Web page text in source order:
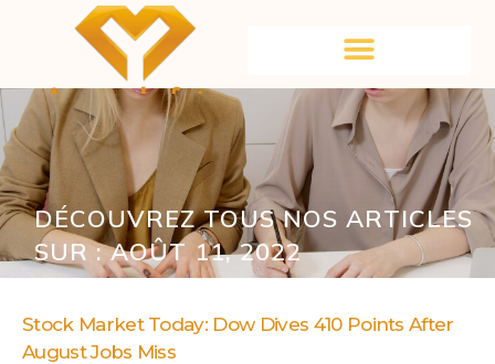
DÉCOUVREZ TOUS NOS ARTICLES
SUR : AOÛT 11, 2022
Stock Market Today: Dow Dives 410 Points After
August Jobs Miss